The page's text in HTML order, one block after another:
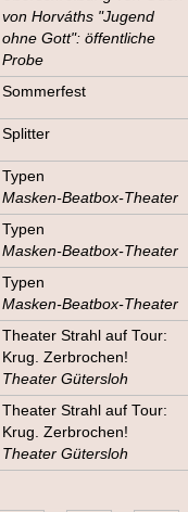
von Horváths "Jugend
ohne Gott": öffentliche
Probe
Sommerfest
Splitter
Typen
Masken-Beatbox-Theater
Typen
Masken-Beatbox-Theater
Typen
Masken-Beatbox-Theater
Theater Strahl auf Tour:
Krug. Zerbrochen!
Theater Gütersloh
Theater Strahl auf Tour:
Krug. Zerbrochen!
Theater Gütersloh